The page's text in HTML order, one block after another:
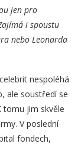
jen pro
i spoustu
nebo Leonarda
nespoléhá
ale soustředí se
tomu jim skvěle
V poslední
fondech,